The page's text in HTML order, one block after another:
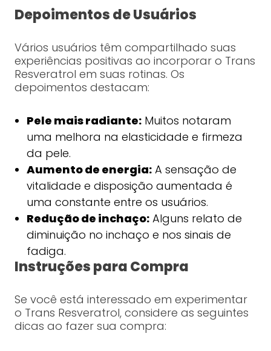
Depoimentos de Usuários
Vários usuários têm compartilhado suas
experiências positivas ao incorporar o Trans
Resveratrol em suas rotinas. Os
depoimentos destacam:
Pele mais radiante:Muitos notaram
uma melhora na elasticidade e firmeza
da pele.
Aumento de energia:A sensação de
vitalidade e disposição aumentada é
uma constante entre os usuários.
Redução de inchaço:Alguns relato de
diminuição no inchaço e nos sinais de
fadiga.
Instruções para Compra
Se você está interessado em experimentar
o Trans Resveratrol, considere as seguintes
dicas ao fazer sua compra: